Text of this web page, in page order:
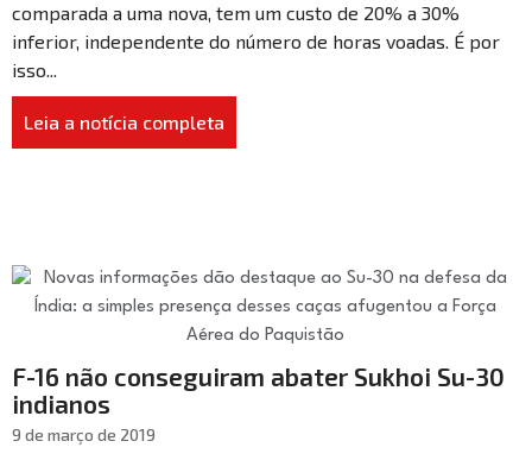
comparada a uma nova, tem um custo de 20% a 30%
inferior, independente do número de horas voadas. É por
isso...
Leia a notícia completa
F-16 não conseguiram abater Sukhoi Su-30
indianos
9 de março de 2019